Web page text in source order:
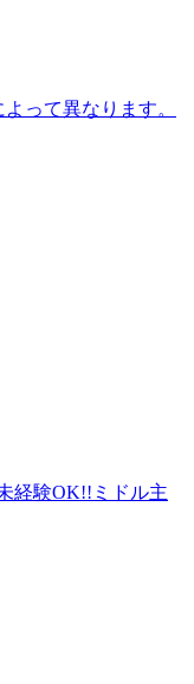
って異なります。
経験OK!!ミドル主